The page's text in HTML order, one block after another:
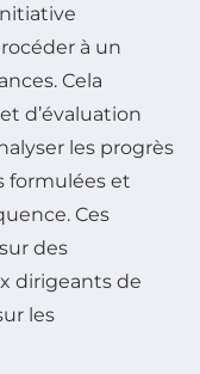
à un
Cela
d’évaluation
les progrès
formulées et
Ces
des
dirigeants de
les